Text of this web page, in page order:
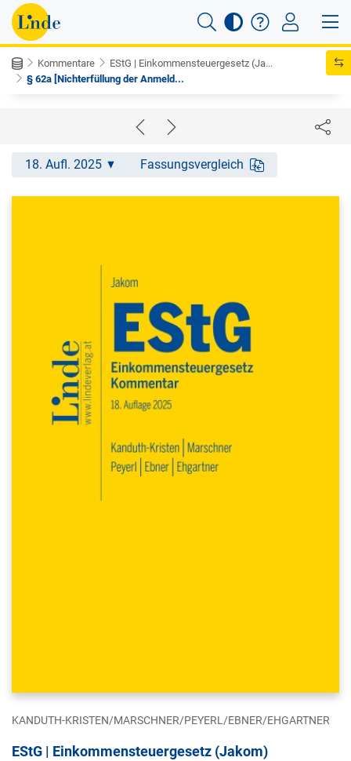
Kommentare
EStG | Einkommensteuergesetz (Ja...
§ 62a [Nichterfüllung der Anmeld...
18. Aufl. 2025 Fassungsvergleich
KANDUTH-KRISTEN/MARSCHNER/PEYERL/EBNER/EHGARTNER
EStG | Einkommensteuergesetz (Jakom)